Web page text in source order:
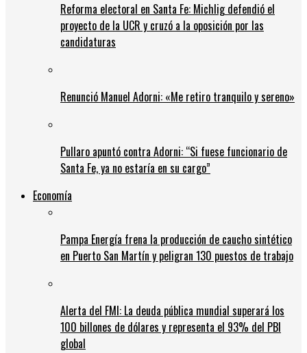
Reforma electoral en Santa Fe: Michlig defendió el
proyecto de la UCR y cruzó a la oposición por las
candidaturas
Renunció Manuel Adorni: «Me retiro tranquilo y sereno»
Pullaro apuntó contra Adorni: “Si fuese funcionario de
Santa Fe, ya no estaría en su cargo”
Economía
Pampa Energía frena la producción de caucho sintético
en Puerto San Martín y peligran 130 puestos de trabajo
Alerta del FMI: La deuda pública mundial superará los
100 billones de dólares y representa el 93% del PBI
global